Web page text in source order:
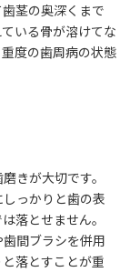
茎の奥深くまで
いる骨が溶けてな
度の歯周病の状態
きが大切です。
っかりと歯の表
落とせません。
間ブラシを併用
落とすことが重